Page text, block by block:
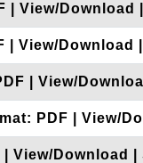
View/Download
View/Download
| View/
PDF | View/
View/Download |